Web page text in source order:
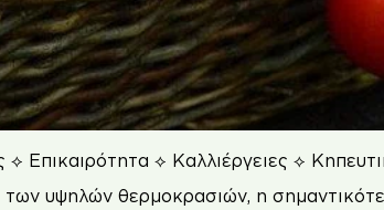
Επικαιρότητα ⟡ Καλλιέργειες ⟡
των υψηλών θερμοκρασιών, η